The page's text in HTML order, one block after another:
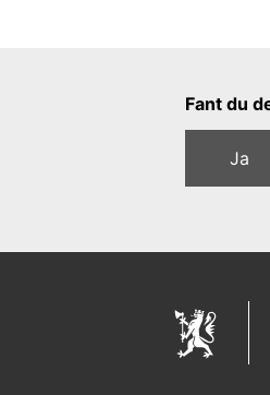
Fant du
Ja